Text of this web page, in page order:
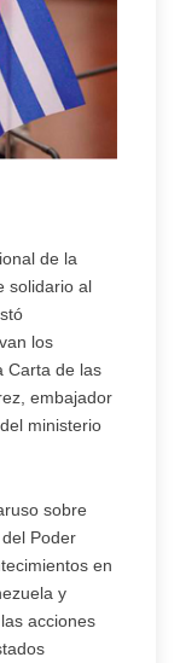
de la
solidario al
los
Carta de las
embajador
ministerio
sobre
Poder
en
y
acciones